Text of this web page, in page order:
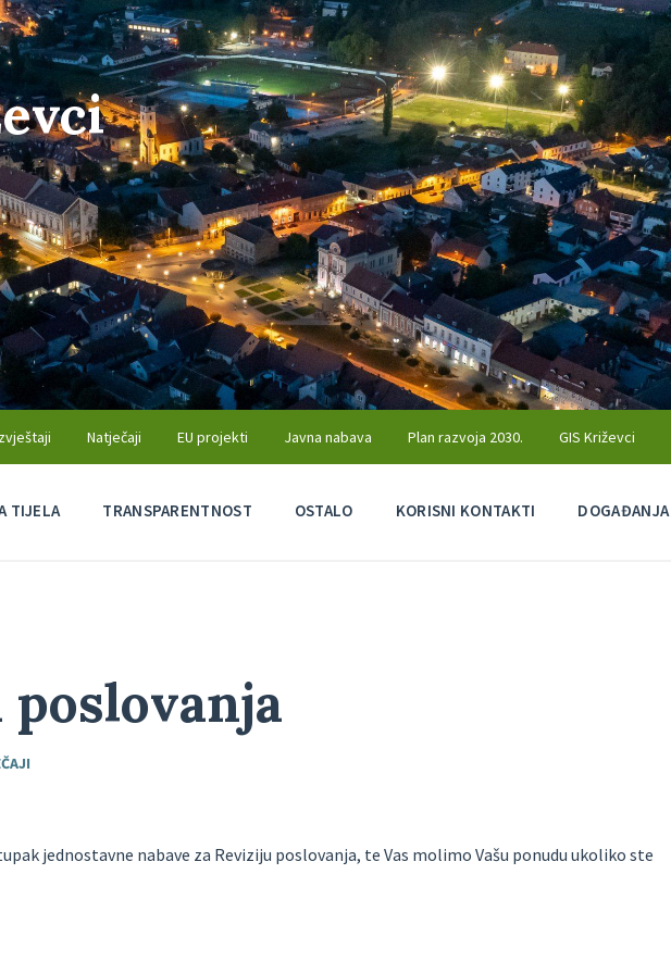
Natječaji EU projekti Javna nabava Plan razvoja 2030. GIS Križevci
TIJELA TRANSPARENTNOST OSTALO KORISNI KONTAKTI DOGAĐANJA
poslovanja
jednostavne nabave za Reviziju poslovanja, te Vas molimo Vašu ponudu ukoliko ste